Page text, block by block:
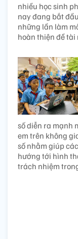
nhiều học sinh
nay đang bắt
những lần làm
hoàn thiện đề tài
số diễn ra mạnh
em trên không
số nhằm giúp
hướng tới hình
trách nhiệm